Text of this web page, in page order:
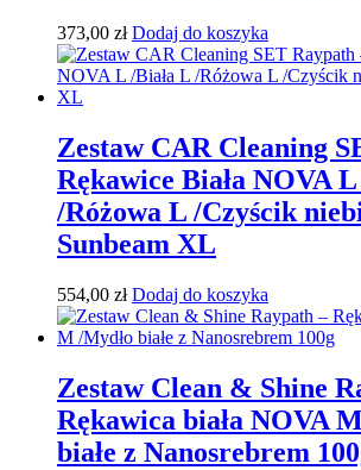
373,00 zł Dodaj do koszyka
Zestaw CAR Cleaning
Rękawice Biała NOVA
/Różowa L /Czyścik
Sunbeam XL
554,00 zł Dodaj do koszyka
Zestaw Clean & Shine
Rękawica biała NOVA
białe z Nanosrebrem